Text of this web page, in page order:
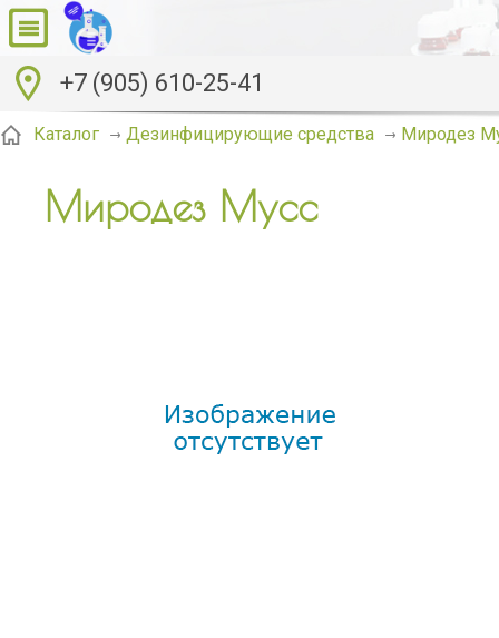
+7 (905) 610-25-41
Каталог Дезинфицирующие средства Миродез
Миродез Мусс